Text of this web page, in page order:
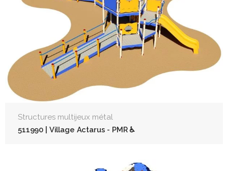
Structures multijeux métal
511990 | Village Actarus - PMR ♿